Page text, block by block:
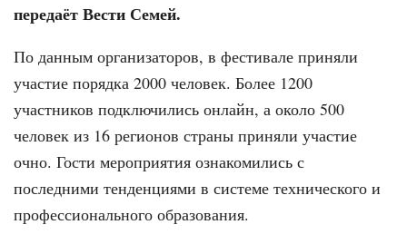
передаёт Вести Семей.
По данным организаторов, в фестивале приняли
участие порядка 2000 человек. Более 1200
участников подключились онлайн, а около 500
человек из 16 регионов страны приняли участие
очно. Гости мероприятия ознакомились с
последними тенденциями в системе технического и
профессионального образования.